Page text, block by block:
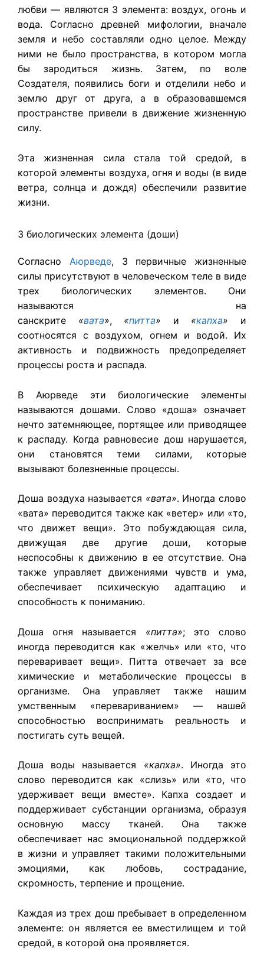
любви — являются 3 элемента: воздух, огонь и
вода. Согласно древней мифологии, вначале
земля и небо составляли одно целое. Между
ними не было пространства, в котором могла
бы зародиться жизнь. Затем, по воле
Создателя, появились боги и отделили небо и
землю друг от друга, а в образовавшемся
пространстве привели в движение жизненную
силу.
Эта жизненная сила стала той средой, в
которой элементы воздуха, огня и воды (в виде
ветра, солнца и дождя) обеспечили развитие
жизни.
3 биологических элемента (доши)
Согласно Аюрведе, 3 первичные жизненные
силы присутствуют в человеческом теле в виде
трех биологических элементов. Они
называются на
санскрите «вата», «питта» и «капха» и
соотносятся с воздухом, огнем и водой. Их
активность и подвижность предопределяет
процессы роста и распада.
В Аюрведе эти биологические элементы
называются дошами. Слово «доша» означает
нечто затемняющее, портящее или приводящее
к распаду. Когда равновесие дош нарушается,
они становятся теми силами, которые
вызывают болезненные процессы.
Доша воздуха называется «вата». Иногда слово
«вата» переводится также как «ветер» или «то,
что движет вещи». Это побуждающая сила,
движущая две другие доши, которые
неспособны к движению в ее отсутствие. Она
также управляет движениями чувств и ума,
обеспечивает психическую адаптацию и
способность к пониманию.
Доша огня называется «питта»; это слово
иногда переводится как «желчь» или «то, что
переваривает вещи». Питта отвечает за все
химические и метаболические процессы в
организме. Она управляет также нашим
умственным «перевариванием» — нашей
способностью воспринимать реальность и
постигать суть вещей.
Доша воды называется «капха». Иногда это
слово переводится как «слизь» или «то, что
удерживает вещи вместе». Капха создает и
поддерживает субстанции организма, образуя
основную массу тканей. Она также
обеспечивает нас эмоциональной поддержкой
в жизни и управляет такими положительными
эмоциями, как любовь, сострадание,
скромность, терпение и прощение.
Каждая из трех дош пребывает в определенном
элементе: он является ее вместилищем и той
средой, в которой она проявляется.